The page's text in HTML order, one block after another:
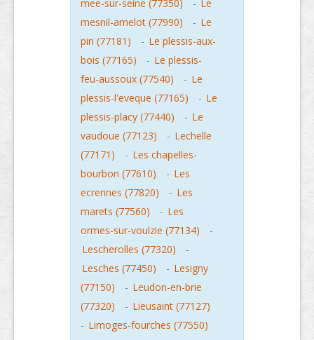
mee-sur-seine (77350) - Le
mesnil-amelot (77990)
- Le
pin (77181)
- Le plessis-aux-
bois (77165)
- Le plessis-
feu-aussoux (77540)
- Le
plessis-l'eveque (77165)
- Le
plessis-placy (77440)
- Le
vaudoue (77123)
- Lechelle
(77171)
- Les chapelles-
bourbon (77610)
- Les
ecrennes (77820)
- Les
marets (77560)
- Les
ormes-sur-voulzie (77134)
-
Lescherolles (77320)
-
Lesches (77450)
- Lesigny
(77150)
- Leudon-en-brie
(77320)
- Lieusaint (77127)
- Limoges-fourches (77550)